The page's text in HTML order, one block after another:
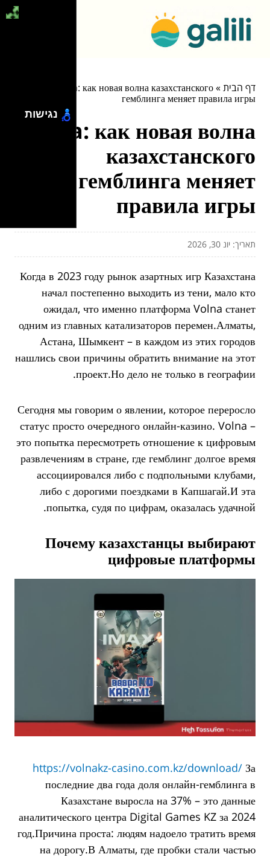
דף הבית»
Volna: как новая волна казахстанского
гемблинга меняет правила игры
Volna: как новая волна
казахстанского
гемблинга меняет
правила игры
תאריך: יונ 30, 2026
Когда в 2023 году рынок азартных игр Казахстана
начал постепенно выходить из тени, мало кто
ожидал, что именно платформа Volna станет
одним из главных катализаторов перемен.Алматы,
Астана, Шымкент – в каждом из этих городов
нашлись свои причины обратить внимание на этот
проект.Но дело не только в географии.
Сегодня мы говорим о явлении, которое переросло
статус просто очередного онлайн-казино. Volna –
это попытка пересмотреть отношение к цифровым
развлечениям в стране, где гемблинг долгое время
ассоциировался либо с подпольными клубами,
либо с дорогими поездками в Капшагай.И эта
попытка, судя по цифрам, оказалась удачной.
Почему казахстанцы выбирают
цифровые платформы
https://volnakz-casino.com.kz/download/ За
последние два года доля онлайн-гемблинга в
Казахстане выросла на 37% – это данные
аналитического центра Digital Games KZ за 2024
год.Причина проста: людям надоело тратить время
на дорогу.В Алматы, где пробки стали частью
נגישות